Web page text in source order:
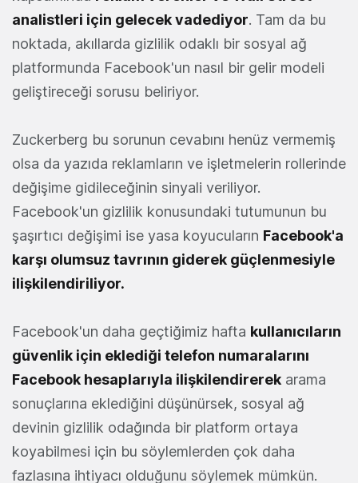
analistleri için gelecek vadediyor. Tam da bu
noktada, akıllarda gizlilik odaklı bir sosyal ağ
platformunda Facebook'un nasıl bir gelir modeli
geliştireceği sorusu beliriyor.
Zuckerberg bu sorunun cevabını henüz vermemiş
olsa da yazıda reklamların ve işletmelerin rollerinde
değişime gidileceğinin sinyali veriliyor.
Facebook'un gizlilik konusundaki tutumunun bu
şaşırtıcı değişimi ise yasa koyucuların Facebook'a
karşı olumsuz tavrının giderek güçlenmesiyle
ilişkilendiriliyor.
Facebook'un daha geçtiğimiz hafta kullanıcıların
güvenlik için eklediği telefon numaralarını
Facebook hesaplarıyla ilişkilendirerek arama
sonuçlarına eklediğini düşünürsek, sosyal ağ
devinin gizlilik odağında bir platform ortaya
koyabilmesi için bu söylemlerden çok daha
fazlasına ihtiyacı olduğunu söylemek mümkün.